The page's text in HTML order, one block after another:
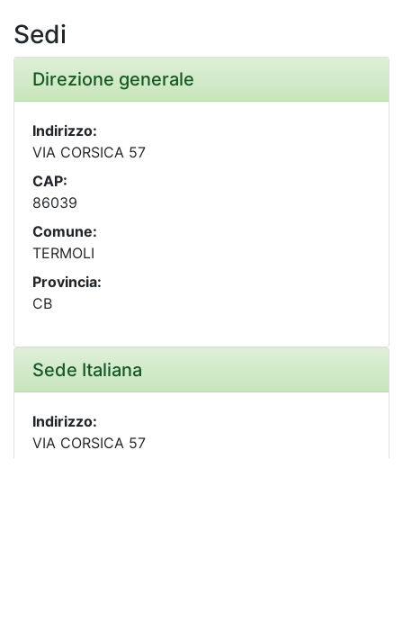
Sedi
Direzione generale
Indirizzo:
VIA CORSICA 57
CAP:
86039
Comune:
TERMOLI
Provincia:
CB
Sede Italiana
Indirizzo:
VIA CORSICA 57